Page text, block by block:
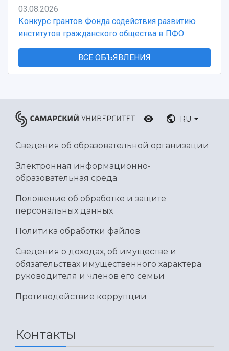
03.08.2026
Конкурс грантов Фонда содействия развитию
институтов гражданского общества в ПФО
ВСЕ ОБЪЯВЛЕНИЯ
RU
Сведения об образовательной организации
Электронная информационно-
образовательная среда
Положение об обработке и защите
персональных данных
Политика обработки файлов
Сведения о доходах, об имуществе и
обязательствах имущественного характера
руководителя и членов его семьи
Противодействие коррупции
Контакты